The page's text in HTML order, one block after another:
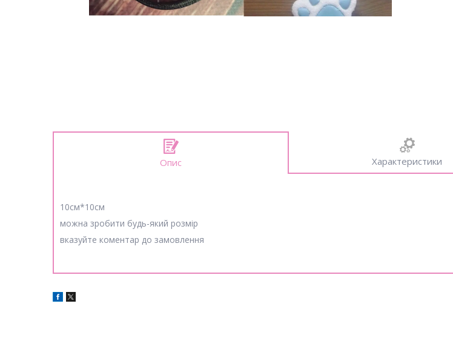
Опис Характеристики
10см*10см
можна зробити будь-який розмір
вказуйте коментар до замовлення